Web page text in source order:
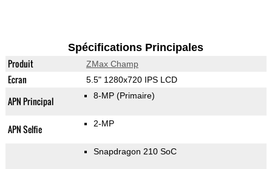
Spécifications Principales
Produit ZMax Champ
Ecran 5.5" 1280x720 IPS LCD
APN Principal 8-MP (Primaire)
APN Selfie 2-MP
Snapdragon 210 SoC